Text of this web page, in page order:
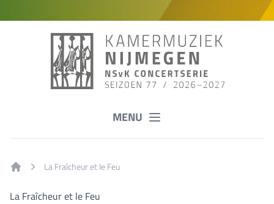
MENU
La Fraîcheur et le Feu
La Fraîcheur et le Feu